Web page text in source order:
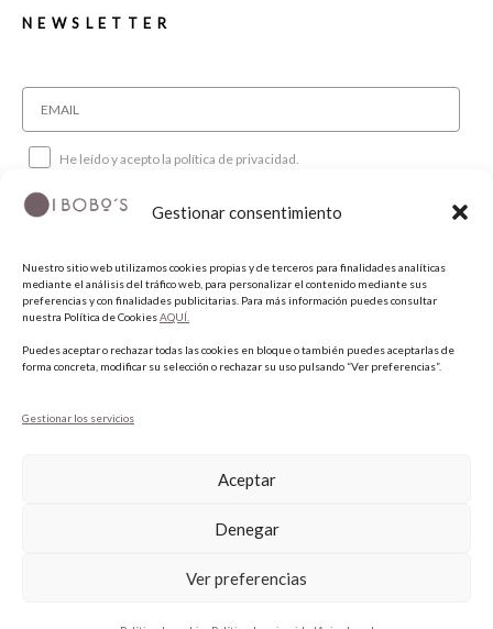
Gestionar consentimiento
Nuestro sitio web utilizamos cookies propias y de terceros para finalidades analíticas
mediante el análisis del tráfico web, para personalizar el contenido mediante sus
preferencias y con finalidades publicitarias. Para más información puedes consultar
nuestra Política de CookiesAQUÍ.
Puedes aceptar o rechazar todas las cookies en bloque o también puedes aceptarlas de
forma concreta, modificar su selección o rechazar su uso pulsando “Ver preferencias”.
Gestionar los servicios
Aceptar
Denegar
Ver preferencias
NEWSLETTER
He leído y acepto la política de privacidad.
SUSCRIBIRME
SÍGUENOS
INSTAGRAM
PINTEREST